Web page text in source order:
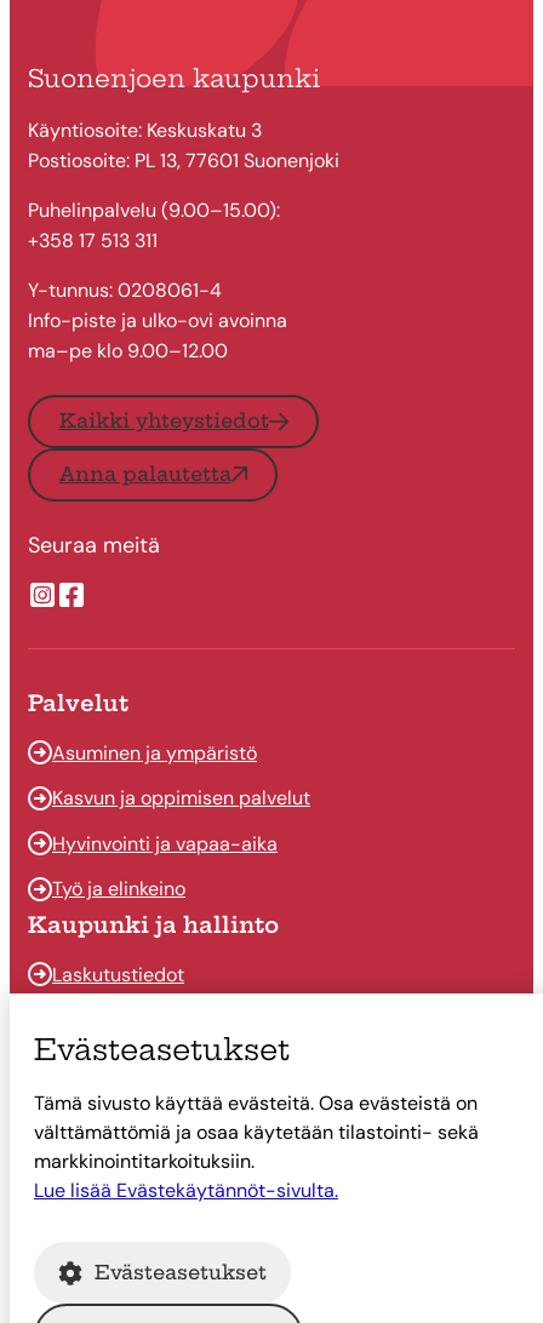
Suonenjoen kaupunki
Käyntiosoite: Keskuskatu 3
Postiosoite: PL 13, 77601 Suonenjoki
Puhelinpalvelu (9.00–15.00):
+358 17 513 311
Y-tunnus: 0208061-4
Info-piste ja ulko-ovi avoinna
ma–pe klo 9.00–12.00
Kaikki yhteystiedot
Anna palautetta
Seuraa meitä
Suonenjoen kaupungin Instragram
Suonenjoen kaupungin Facebook
Palvelut
Asuminen ja ympäristö
Kasvun ja oppimisen palvelut
Hyvinvointi ja vapaa-aika
Työ ja elinkeino
Kaupunki ja hallinto
Laskutustiedot
Päätöksenteko
Talous
Yhteystiedot
Tietoa Suonenjoesta
Tietoa Suonenjoesta
Evästeasetukset
Tämä sivusto käyttää evästeitä. Osa evästeistä on
välttämättömiä ja osaa käytetään tilastointi- sekä
markkinointitarkoituksiin.
Lue lisää Evästekäytännöt-sivulta.
Evästeasetukset